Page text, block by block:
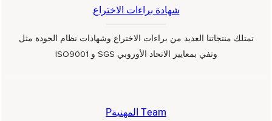
شهادة براءات الاختراع
تمتلك منتجاتنا العديد من براءات الاختراع وشهادات نظام الجودة مثل
ISO9001 و SGS وتفي بمعايير الاتحاد الأوروبي
Pالمهنية Team